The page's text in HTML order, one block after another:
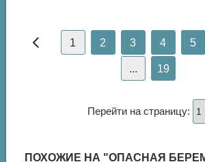
1 2 3 4 5
... 19
Перейти на страницу:
ПОХОЖИЕ НА "ОПАСНАЯ